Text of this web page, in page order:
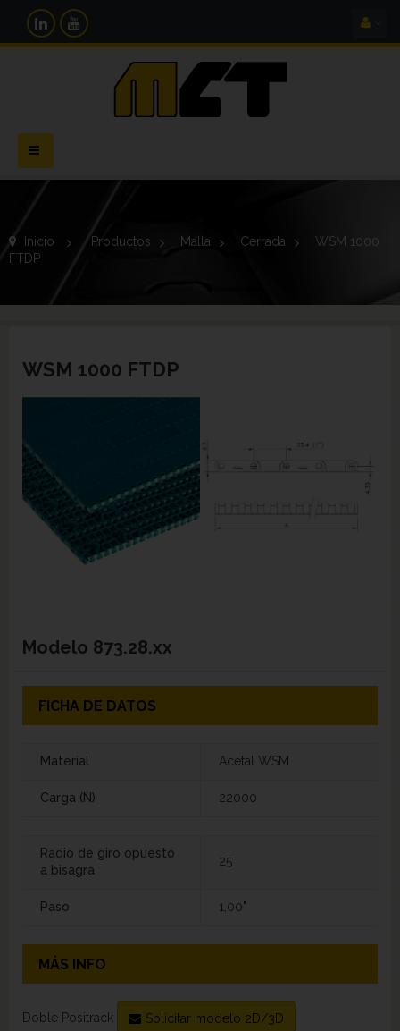
Navegación
Toggle
Inicio > Productos > Malla > Cerrada >
WSM 1000
FTDP
WSM 1000 FTDP
Modelo 873.28.xx
FICHA DE DATOS
Material Acetal WSM
Carga (N) 22000
Radio de giro opuesto
a bisagra
25
Paso 1,00"
MÁS INFO
Doble Positrack Solicitar modelo 2D/3D